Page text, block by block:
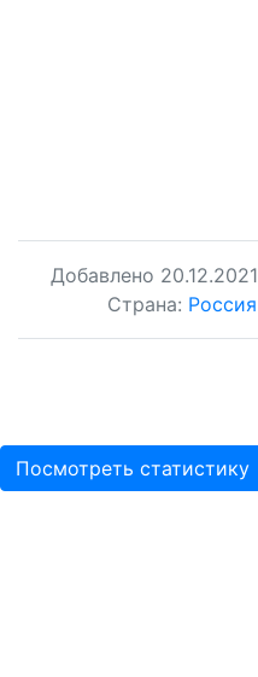
Добавлено 20.12.2021
Страна: Россия
Посмотреть статистику